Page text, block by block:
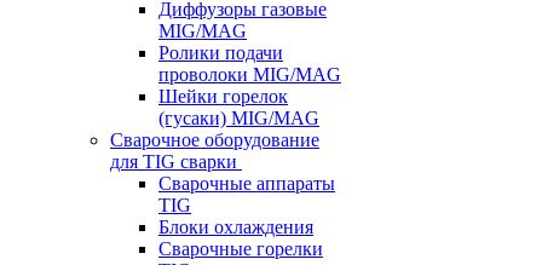
Диффузоры газовые
MIG/MAG
Ролики подачи
проволоки MIG/MAG
Шейки горелок
(гусаки) MIG/MAG
Сварочное оборудование
для TIG сварки
Сварочные аппараты
TIG
Блоки охлаждения
Сварочные горелки